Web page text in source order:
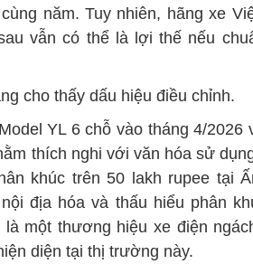
năm. Tuy nhiên, hãng xe
vẫn có thể là lợi thế nếu
cho thấy dấu hiệu điều chỉnh.
YL 6 chỗ vào tháng 4/
thích nghi với văn hóa sử
khúc trên 50 lakh rupee tại
địa hóa và thấu hiểu phân
là một thương hiệu xe điện
diện tại thị trường này.